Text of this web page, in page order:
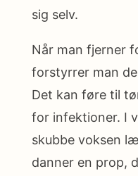
sig selv.
Når man fjerner
forstyrrer man
Det kan føre til
for infektioner. I
skubbe voksen
danner en prop,